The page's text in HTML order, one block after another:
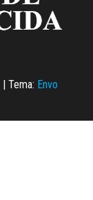
| Tema: Envo